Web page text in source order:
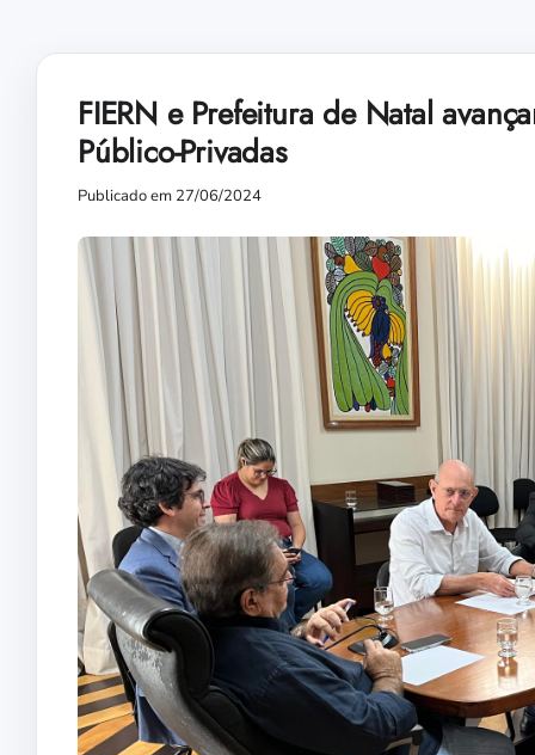
FIERN e Prefeitura de Natal
Público-Privadas
Publicado em 27/06/2024